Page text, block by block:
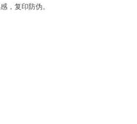
，复印防伪。